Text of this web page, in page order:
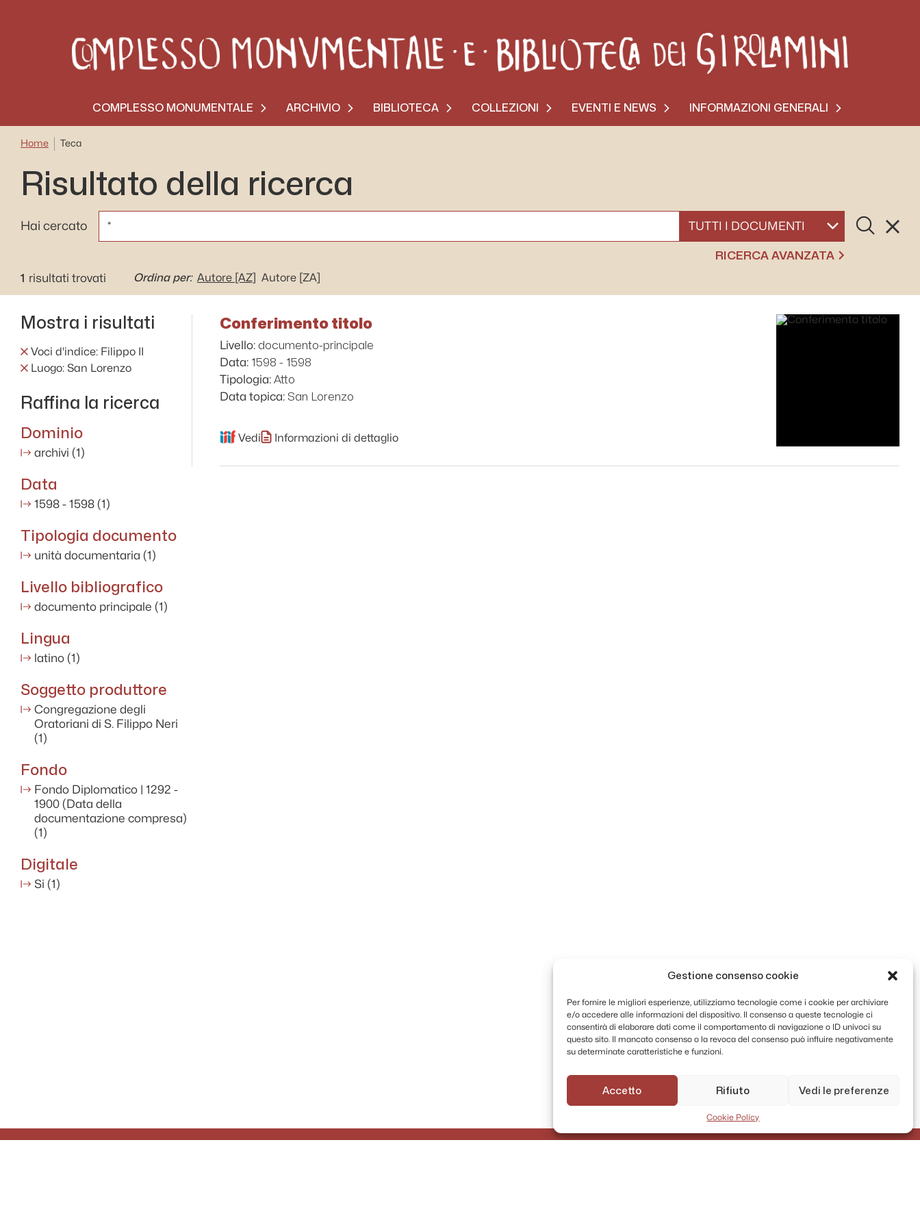
Gestione consenso cookie
Per fornire le migliori esperienze, utilizziamo tecnologie come i cookie per archiviare
e/o accedere alle informazioni del dispositivo. Il consenso a queste tecnologie ci
consentirà di elaborare dati come il comportamento di navigazione o ID univoci su
questo sito. Il mancato consenso o la revoca del consenso può influire negativamente
su determinate caratteristiche e funzioni.
Accetto Rifiuto Vedi le preferenze
Cookie Policy
COMPLESSO MONUMENTALE ARCHIVIO BIBLIOTECA COLLEZIONI EVENTI E NEWS INFORMAZIONI GENERALI
Home Teca
Risultato della ricerca
Hai cercato
SELEZIONA UN DOCUMENTO
Cerca
RICERCA AVANZATA
1 risultati trovati Ordina per: Autore [AZ] Autore [ZA]
Mostra i risultati
Voci d'indice: Filippo II
Luogo: San Lorenzo
Raffina la ricerca
Dominio
archivi (1)
Data
1598 - 1598 (1)
Tipologia documento
unità documentaria (1)
Livello bibliografico
documento principale (1)
Lingua
latino (1)
Soggetto produttore
Congregazione degli
Oratoriani di S. Filippo Neri
(1)
Fondo
Fondo Diplomatico | 1292 -
1900 (Data della
documentazione compresa)
(1)
Digitale
Si (1)
Conferimento titolo
Livello: documento-principale
Data: 1598 - 1598
Tipologia: Atto
Data topica: San Lorenzo
Vedi Informazioni di dettaglio